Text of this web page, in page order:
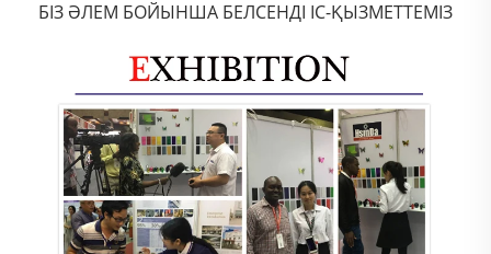
БІЗ ӘЛЕМ БОЙЫНША БЕЛСЕНДІ ІС-ҚЫЗМЕТТЕМІЗ